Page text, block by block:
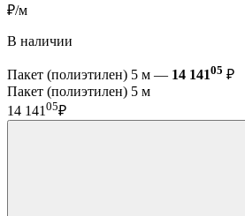
₽/м
В наличии
Пакет (полиэтилен) 5 м — 14 14105 ₽
Пакет (полиэтилен) 5 м
14 14105₽